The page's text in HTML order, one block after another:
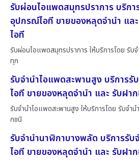
รับผ่อนไอแพดสมุทรปราการ บริกา
อุปกรณ์ไอที ขายของหลุดจำนำ แ
ไอที
รับผ่อนไอแพดสมุทรปราการ ให้บริการโดย รับ
ทุก
รับจำนำไอแพดสะพานสูง บริการ
ไอที ขายของหลุดจำนำ และ รับฝา
รับจำนำไอแพดสะพานสูง ให้บริการโดย รับจํา
กชนิ
รับจำนำนาฬิกาบางพลัด บริการรั
ไอที ขายของหลุดจำนำ และ รับฝา